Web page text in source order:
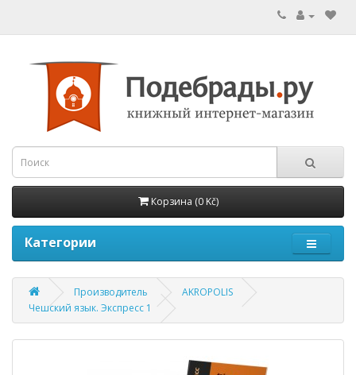
Корзина (0 Kč)
Категории
Производитель
AKROPOLIS
Чешский язык. Экспресс 1